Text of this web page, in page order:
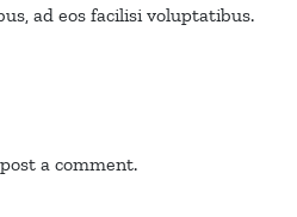
ad eos facilisi voluptatibus.
a comment.